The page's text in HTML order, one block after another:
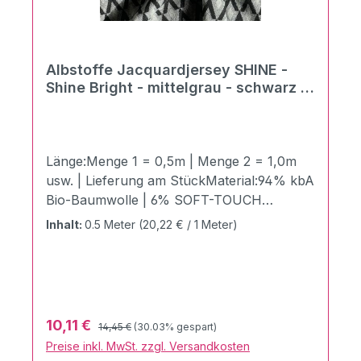
Albstoffe Jacquardjersey SHINE -
Shine Bright - mittelgrau - schwarz -
Länge:Menge 1 = 0,5m | Menge 2 = 1,0m
usw. | Lieferung am StückMaterial:94% kbA
Bio-Baumwolle | 6% SOFT-TOUCH
LUREXZertifizierung:GOTS zertifiziert |
Albstoffe. Hochwertigster 3 Farb Jacquard
Jersey aus 94% kbA Bio Baumwolle & 6%
Inhalt: 0.5 Meter (20,22 € / 1 Meter)
Verkaufspreis:
10,11 € Regulärer Preis:
14,45 € (30.03% gespart)
Preise inkl. MwSt. zzgl. Versandkosten